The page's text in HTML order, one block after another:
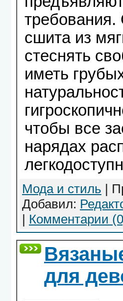
сшита из
стеснять
иметь
чтобы все
нарядах
Мода и стиль |
Добавил:
| Комментарии
для